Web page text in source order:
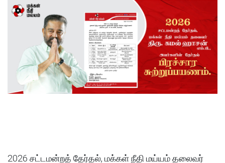
2026 சட்டமன்றத் தேர்தல், மக்கள் நீதி மய்யம் தலைவர்